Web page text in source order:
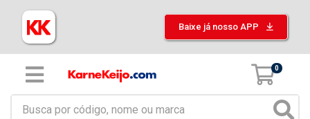
Baixe já nosso APP
0